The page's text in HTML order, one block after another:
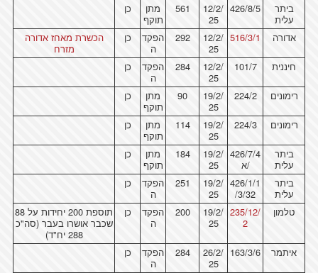
ביתר
עלית
426/8/5
12/2/
25
561
מתן
תוקף
כן
אדורה 516/3/1
12/2/
25
292
הפקד
ה
כן
הכשרת מאחז אדורה
מזרח
חיננית
101/7
12/2/
25
284
הפקד
ה
כן
רימונים 224/2
19/2/
25
90
מתן
תוקף
כן
רימונים 224/3
19/2/
25
114
מתן
תוקף
כן
ביתר
עלית
426/7/4
/א
19/2/
25
184
מתן
תוקף
כן
ביתר
עלית
426/1/1
/3/32
19/2/
25
251
הפקד
ה
כן
טלמון
235/12/
2
19/2/
25
200
הפקד
ה
כן
תוספת 200 יחידות על 88
שכבר אושרו בעבר (סה"כ
288 יח"ד)
איתמר
163/3/6
26/2/
25
284
הפקד
ה
כן